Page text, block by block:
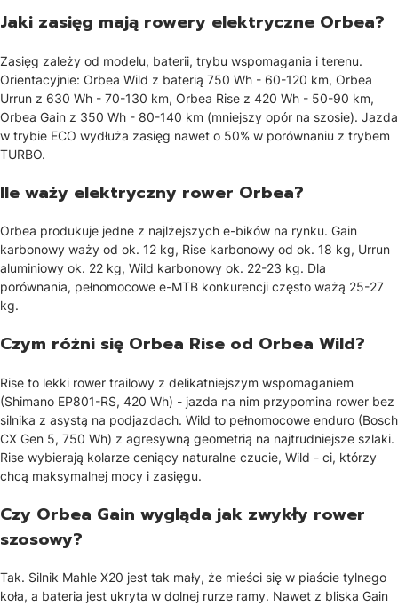
Jaki zasięg mają rowery elektryczne Orbea?
Zasięg zależy od modelu, baterii, trybu wspomagania i terenu.
Orientacyjnie: Orbea Wild z baterią 750 Wh - 60-120 km, Orbea
Urrun z 630 Wh - 70-130 km, Orbea Rise z 420 Wh - 50-90 km,
Orbea Gain z 350 Wh - 80-140 km (mniejszy opór na szosie). Jazda
w trybie ECO wydłuża zasięg nawet o 50% w porównaniu z trybem
TURBO.
Ile waży elektryczny rower Orbea?
Orbea produkuje jedne z najlżejszych e-bików na rynku. Gain
karbonowy waży od ok. 12 kg, Rise karbonowy od ok. 18 kg, Urrun
aluminiowy ok. 22 kg, Wild karbonowy ok. 22-23 kg. Dla
porównania, pełnomocowe e-MTB konkurencji często ważą 25-27
kg.
Czym różni się Orbea Rise od Orbea Wild?
Rise to lekki rower trailowy z delikatniejszym wspomaganiem
(Shimano EP801-RS, 420 Wh) - jazda na nim przypomina rower bez
silnika z asystą na podjazdach. Wild to pełnomocowe enduro (Bosch
CX Gen 5, 750 Wh) z agresywną geometrią na najtrudniejsze szlaki.
Rise wybierają kolarze ceniący naturalne czucie, Wild - ci, którzy
chcą maksymalnej mocy i zasięgu.
Czy Orbea Gain wygląda jak zwykły rower
szosowy?
Tak. Silnik Mahle X20 jest tak mały, że mieści się w piaście tylnego
koła, a bateria jest ukryta w dolnej rurze ramy. Nawet z bliska Gain